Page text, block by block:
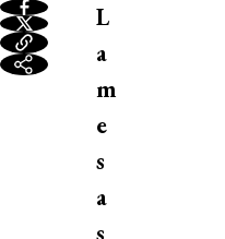
L
a
m
e
s
a